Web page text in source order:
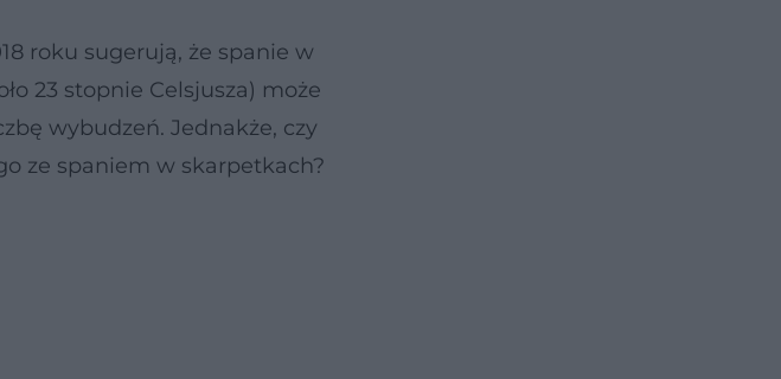
roku sugerują, że spanie w
23 stopnie Celsjusza) może
wybudzeń. Jednakże, czy
ze spaniem w skarpetkach?